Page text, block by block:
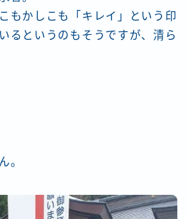
もかしこも「キレイ」という印
るというのもそうですが、清ら
。